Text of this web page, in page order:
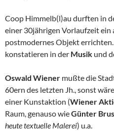
Coop Himmelb(l)au durften in
einer 30jährigen Vorlaufzeit
postmodernes Objekt
konstatieren in der Musik und
Oswald Wiener mußte die
60ern des letzten Jh., sonst
einer Kunstaktion (Wiener
Raum, genauso wieGünter Brus
heute textuelle Malerei) u.a.